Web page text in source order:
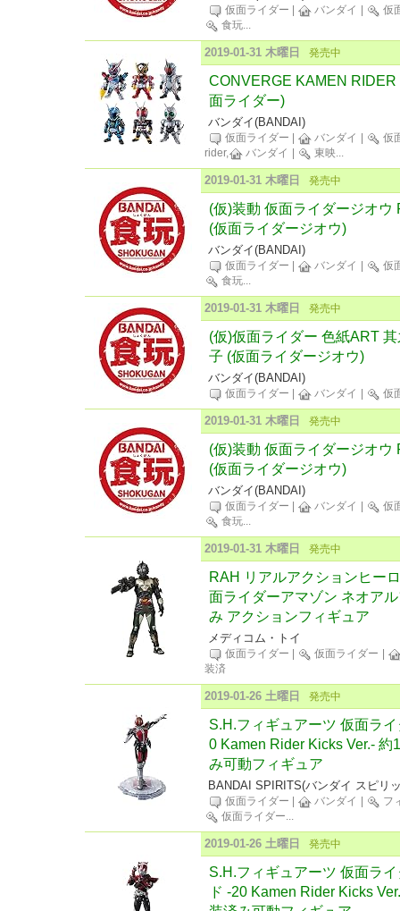
仮面ライダー バンダイ
仮
食玩...
2019-01-31 木曜日 発売中
CONVERGE KAMEN
面ライダー)
バンダイ(BANDAI)
仮面ライダー バンダイ
仮
rider,
バンダイ 東映...
2019-01-31 木曜日 発売中
(仮)装動 仮面ライダージオウ
(仮面ライダージオウ)
バンダイ(BANDAI)
仮面ライダー バンダイ
仮
食玩...
2019-01-31 木曜日 発売中
(仮)仮面ライダー 色紙ART
子 (仮面ライダージオウ)
バンダイ(BANDAI)
仮面ライダー バンダイ 仮
2019-01-31 木曜日 発売中
(仮)装動 仮面ライダージオウ
(仮面ライダージオウ)
バンダイ(BANDAI)
仮面ライダー バンダイ
仮
食玩...
2019-01-31 木曜日 発売中
RAH リアルアクションヒー
面ライダーアマゾン ネオア
み アクションフィギュア
メディコム・トイ
仮面ライダー 仮面ライダー
装済
2019-01-26 土曜日 発売中
S.H.フィギュアーツ 仮面ラ
0 Kamen Rider Kicks Ver.-
み可動フィギュア
BANDAI SPIRITS(バンダイ スピリ
仮面ライダー バンダイ
フ
仮面ライダー...
2019-01-26 土曜日 発売中
S.H.フィギュアーツ 仮面ラ
ド -20 Kamen Rider Kicks